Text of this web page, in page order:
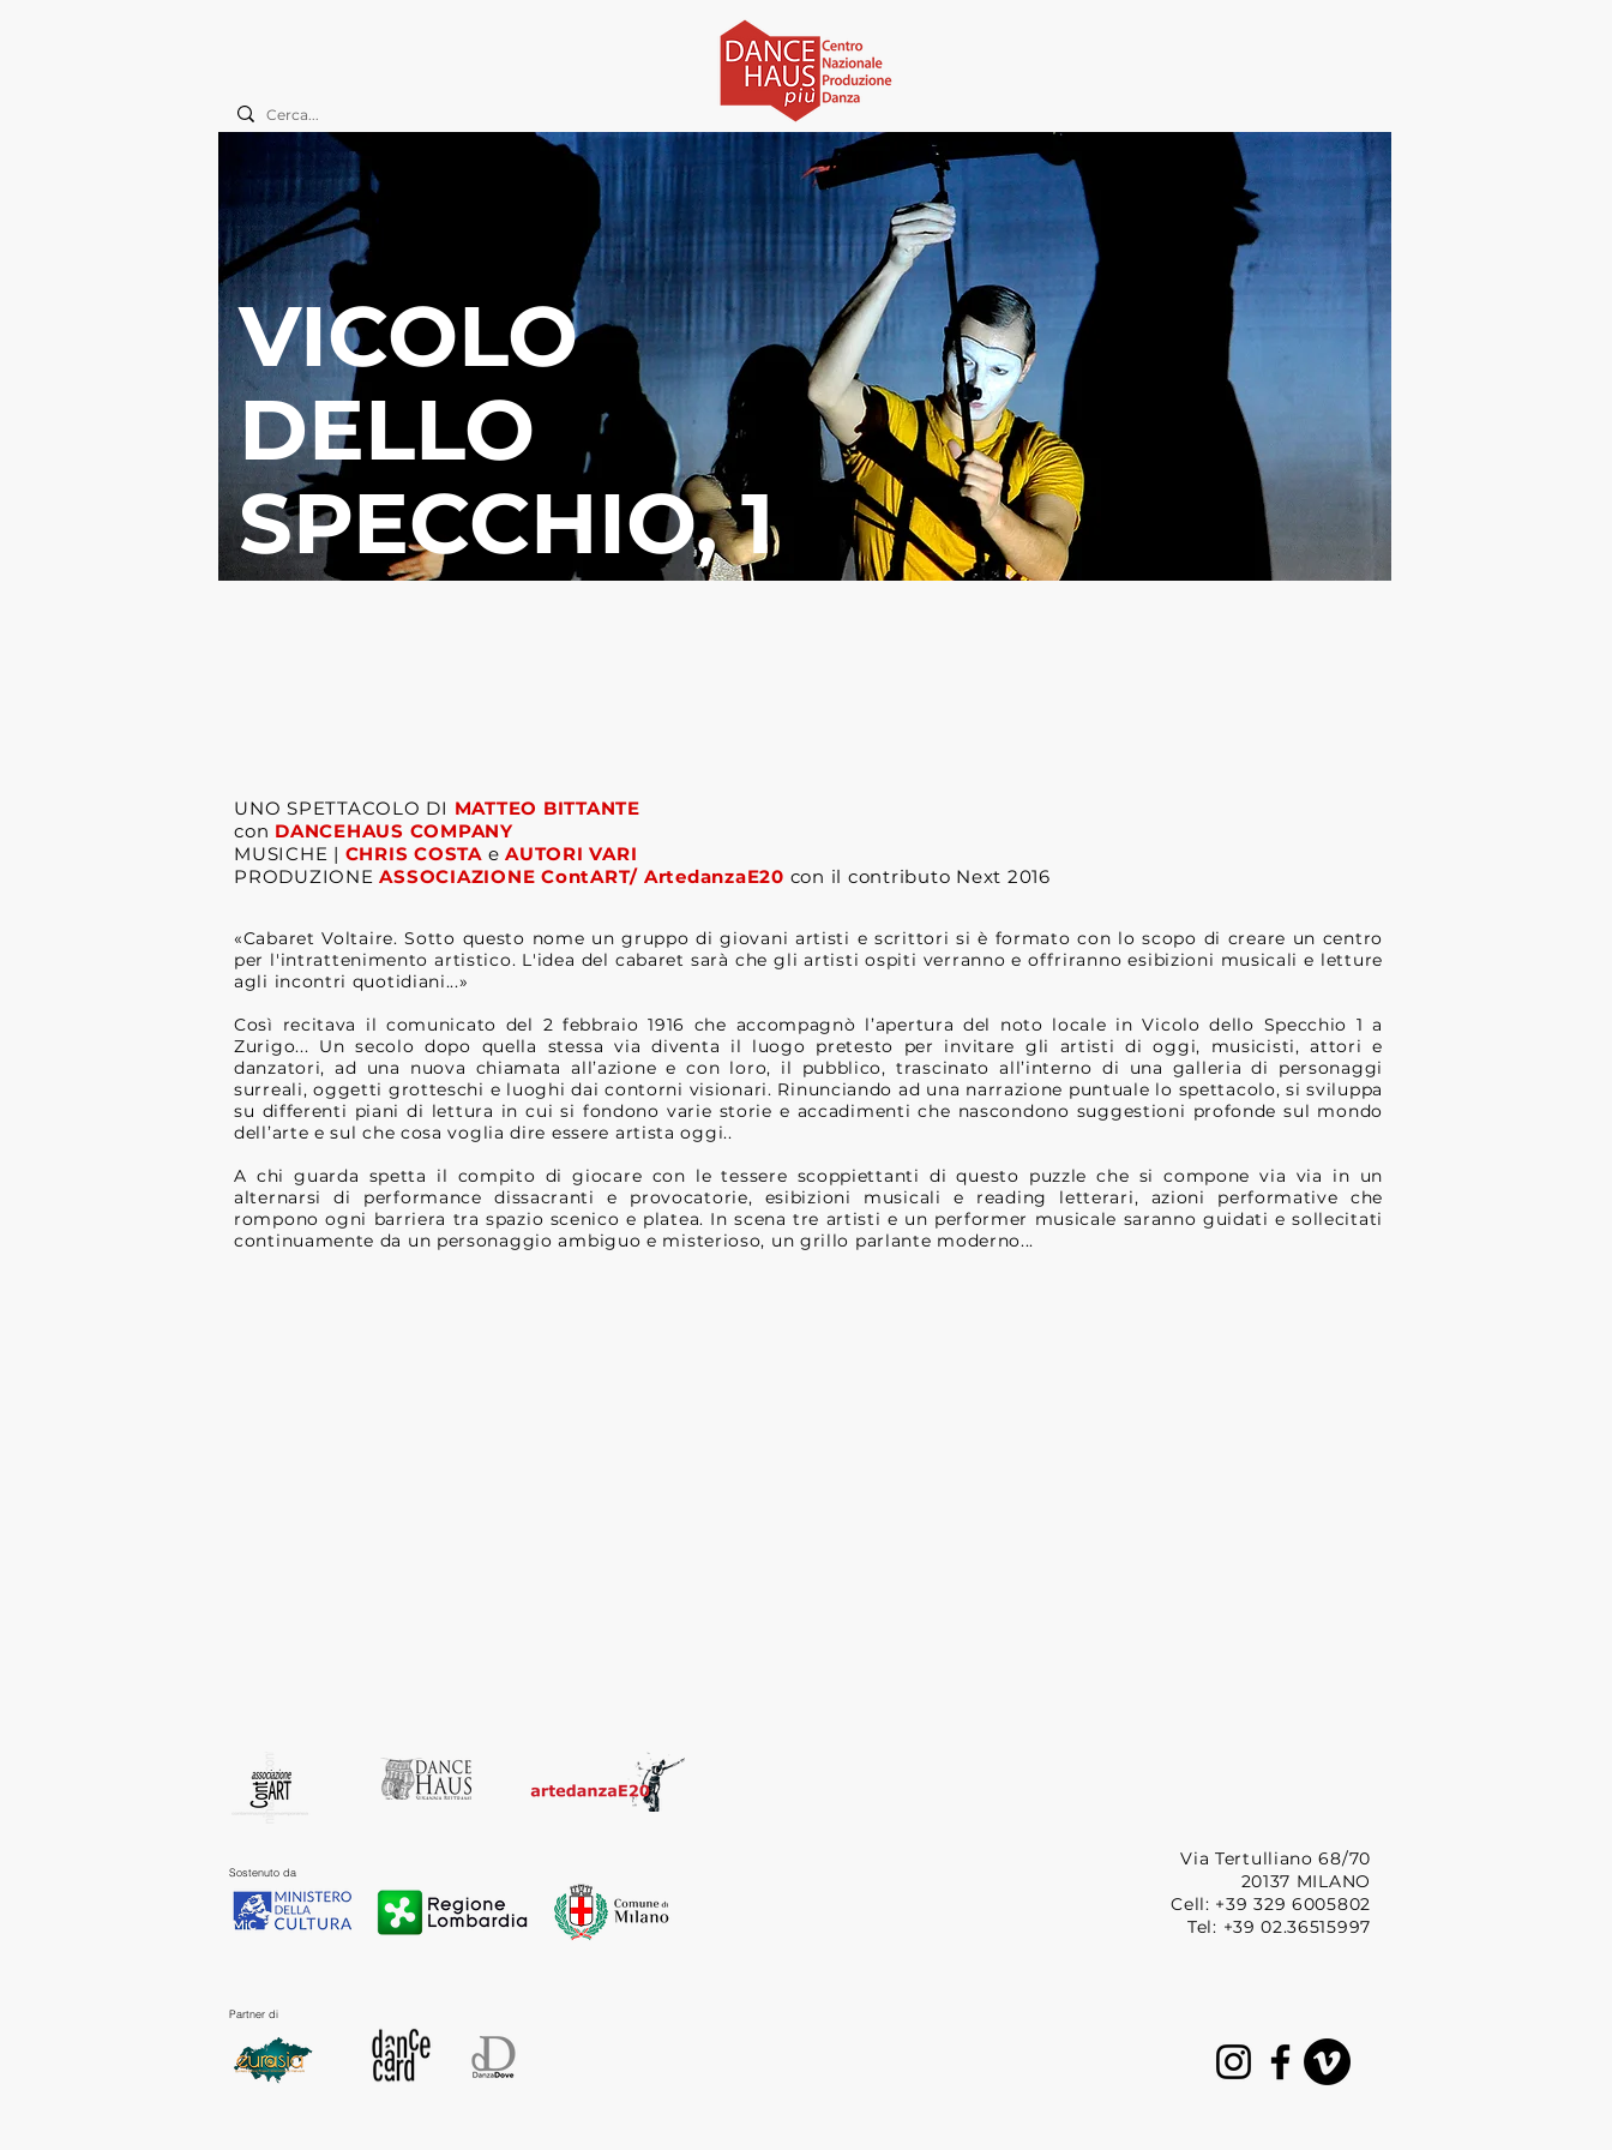
VICOLO
DELLO
SPECCHIO, 1
UNO SPETTACOLO DI MATTEO BITTANTE
con DANCEHAUS COMPANY
MUSICHE | CHRIS COSTA e AUTORI VARI
PRODUZIONEASSOCIAZIONE ContART/ ArtedanzaE20 con il contributo Next 2016
«Cabaret Voltaire. Sotto questo nome un gruppo di giovani artisti e scrittori si è formato con lo scopo di creare un centro
per l'intrattenimento artistico. L'idea del cabaret sarà che gli artisti ospiti verranno e offriranno esibizioni musicali e letture
agli incontri quotidiani...»
Così recitava il comunicato del 2 febbraio 1916 che accompagnò l’apertura del noto locale in Vicolo dello Specchio 1 a
Zurigo... Un secolo dopo quella stessa via diventa il luogo pretesto per invitare gli artisti di oggi, musicisti, attori e
danzatori, ad una nuova chiamata all’azione e con loro, il pubblico, trascinato all’interno di una galleria di personaggi
surreali, oggetti grotteschi e luoghi dai contorni visionari. Rinunciando ad una narrazione puntuale lo spettacolo, si sviluppa
su differenti piani di lettura in cui si fondono varie storie e accadimenti che nascondono suggestioni profonde sul mondo
dell’arte e sul che cosa voglia dire essere artista oggi..
A chi guarda spetta il compito di giocare con le tessere scoppiettanti di questo puzzle che si compone via via in un
alternarsi di performance dissacranti e provocatorie, esibizioni musicali e reading letterari, azioni performative che
rompono ogni barriera tra spazio scenico e platea. In scena tre artisti e un performer musicale saranno guidati e sollecitati
continuamente da un personaggio ambiguo e misterioso, un grillo parlante moderno...
Sostenuto da
Via Tertulliano 68/70
20137 MILANO
Cell: +39 329 6005802
Tel: +39 02.36515997
Partner di